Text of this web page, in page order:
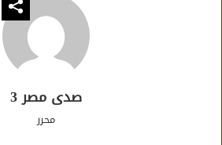
صدى مصر 3
محرر